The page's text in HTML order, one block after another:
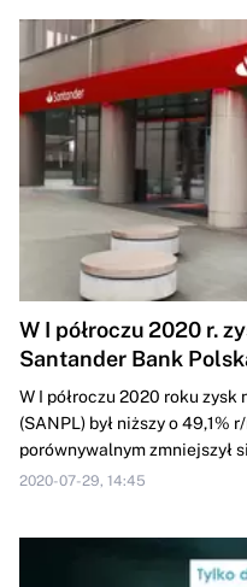
W I półroczu 2020 r.
Santander Bank
W I półroczu 2020 roku
(SANPL) był niższy o 49,1%
porównywalnym zmniejszył
2020-07-29, 14:45